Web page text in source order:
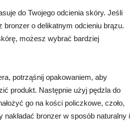
do Twojego odcienia skóry. Jeśli
bronzer o delikatnym odcieniu brązu.
możesz wybrać bardziej
potrząśnij opakowaniem, aby
produkt. Następnie użyj pędzla do
go na kości policzkowe, czoło,
nakładać bronzer w sposób naturalny i